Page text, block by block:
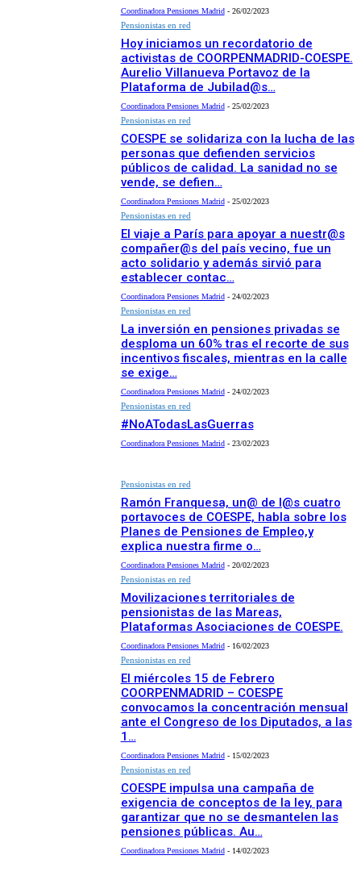
Coordinadora Pensiones Madrid - 26/02/2023
Pensionistas en red
Hoy iniciamos un recordatorio de
activistas de COORPENMADRID-COESPE.
Aurelio Villanueva Portavoz de la
Plataforma de Jubilad@s…
Coordinadora Pensiones Madrid - 25/02/2023
Pensionistas en red
COESPE se solidariza con la lucha de las
personas que defienden servicios
públicos de calidad. La sanidad no se
vende, se defien…
Coordinadora Pensiones Madrid - 25/02/2023
Pensionistas en red
El viaje a París para apoyar a nuestr@s
compañer@s del país vecino, fue un
acto solidario y además sirvió para
establecer contac…
Coordinadora Pensiones Madrid - 24/02/2023
Pensionistas en red
La inversión en pensiones privadas se
desploma un 60% tras el recorte de sus
incentivos fiscales, mientras en la calle
se exige…
Coordinadora Pensiones Madrid - 24/02/2023
Pensionistas en red
#NoATodasLasGuerras
Coordinadora Pensiones Madrid - 23/02/2023
Pensionistas en red
Ramón Franquesa, un@ de l@s cuatro
portavoces de COESPE, habla sobre los
Planes de Pensiones de Empleo,y
explica nuestra firme o…
Coordinadora Pensiones Madrid - 20/02/2023
Pensionistas en red
Movilizaciones territoriales de
pensionistas de las Mareas,
Plataformas Asociaciones de COESPE.
Coordinadora Pensiones Madrid - 16/02/2023
Pensionistas en red
El miércoles 15 de Febrero
COORPENMADRID – COESPE
convocamos la concentración mensual
ante el Congreso de los Diputados, a las
1…
Coordinadora Pensiones Madrid - 15/02/2023
Pensionistas en red
COESPE impulsa una campaña de
exigencia de conceptos de la ley, para
garantizar que no se desmantelen las
pensiones públicas. Au…
Coordinadora Pensiones Madrid - 14/02/2023